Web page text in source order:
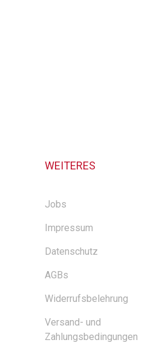
WEITERES
Jobs
Impressum
Datenschutz
AGBs
Widerrufsbelehrung
Versand- und
Zahlungsbedingungen